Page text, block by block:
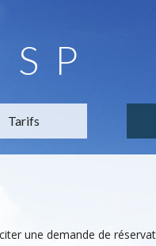
Tarifs
une demande de